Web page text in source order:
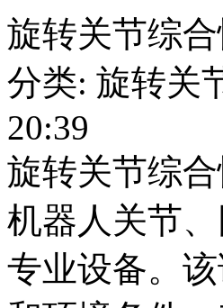
旋转关节综
分类: 旋转关
20:39
旋转关节综
机器人关节
专业设备。